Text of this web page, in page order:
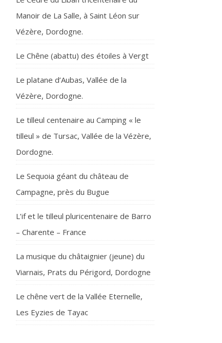
Manoir de La Salle, à Saint Léon sur
Vézère, Dordogne.
Le Chêne (abattu) des étoiles à Vergt
Le platane d’Aubas, Vallée de la
Vézère, Dordogne.
Le tilleul centenaire au Camping « le
tilleul » de Tursac, Vallée de la Vézère,
Dordogne.
Le Sequoia géant du château de
Campagne, près du Bugue
L’if et le tilleul pluricentenaire de Barro
– Charente – France
La musique du châtaignier (jeune) du
Viarnais, Prats du Périgord, Dordogne
Le chêne vert de la Vallée Eternelle,
Les Eyzies de Tayac